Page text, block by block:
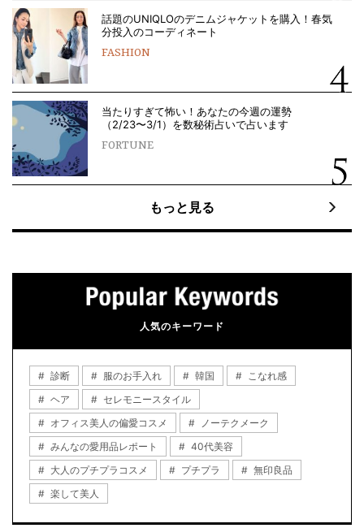
話題のUNIQLOのデニムジャケットを購入！春気
分投入のコーディネート
FASHION
当たりすぎて怖い！あなたの今週の運勢
（2/23〜3/1）を数秘術占いで占います
FORTUNE
もっと見る
人気のキーワード
診断 服のお手入れ 韓国
こなれ感
ヘア
セレモニースタイル
オフィス美人の偏愛コスメ
ノーテクメーク
みんなの愛用品レポート
40代美容
大人のプチプラコスメ
プチプラ
無印良品
楽して美人